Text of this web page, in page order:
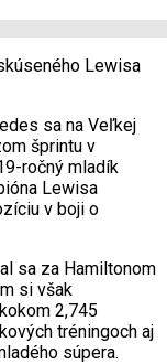
Lewisa
sa na Veľkej
šprintu v
ročný mladík
Lewisa
v boji o
sa za Hamiltonom
si však
2,745
tréningoch aj
súpera.